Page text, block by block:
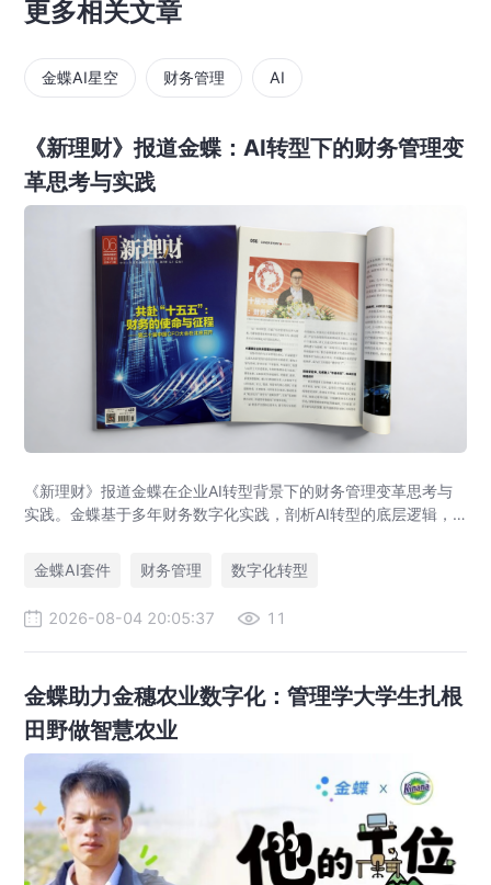
更多相关文章
金蝶AI星空 财务管理 AI
《新理财》报道金蝶：AI转型下的财务管理变
革思考与实践
《新理财》报道金蝶在企业AI转型背景下的财务管理变革思考与
实践。金蝶基于多年财务数字化实践，剖析AI转型的底层逻辑，
力企业实现从核算型财务到价值创造型财务的跃迁。
金蝶AI套件 财务管理 数字化转型
2026-08-04 20:05:37 11
金蝶助力金穗农业数字化：管理学大学生扎根
田野做智慧农业